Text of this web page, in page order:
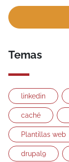
Temas
linkedin
caché
Plantillas web
drupal9